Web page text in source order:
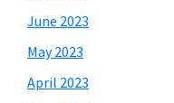
June 2023
May 2023
April 2023